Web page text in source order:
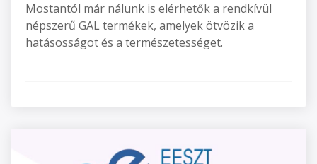
Mostantól már nálunk is elérhetők a rendkívül
népszerű GAL termékek, amelyek ötvözik a
hatásosságot és a természetességet.